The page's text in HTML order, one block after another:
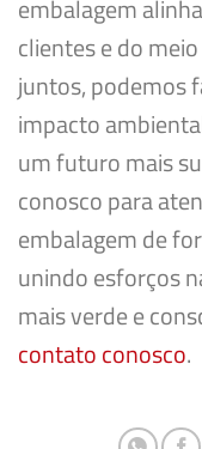
embalagem
clientes e do
juntos, podemos
impacto
um futuro mais
conosco para
embalagem de
unindo esforços
mais verde e
contato conosco.